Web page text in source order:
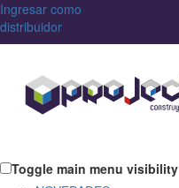
Ingresar como
distribuidor
Toggle main menu visibility